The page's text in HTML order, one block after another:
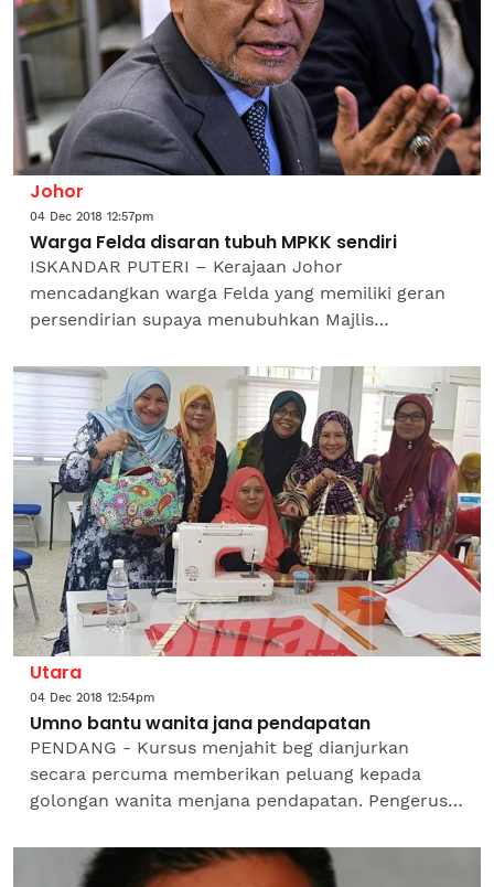
Johor
04 Dec 2018 12:57pm
Warga Felda disaran tubuh MPKK sendiri
ISKANDAR PUTERI – Kerajaan Johor
mencadangkan warga Felda yang memiliki geran
persendirian supaya menubuhkan Majlis
memudahkan permohonan peruntukan daripada...
Utara
04 Dec 2018 12:54pm
Umno bantu wanita jana pendapatan
PENDANG - Kursus menjahit beg dianjurkan
secara percuma memberikan peluang kepada
golongan wanita menjana pendapatan. Pengerusi
Datuk Suraya Yaacob berkata,...